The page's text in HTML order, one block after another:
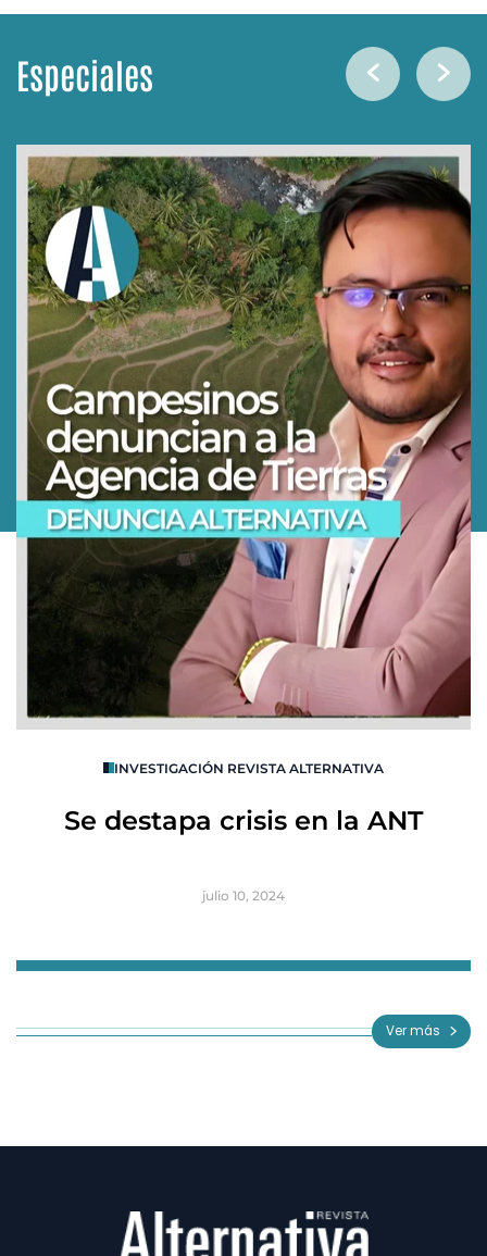
Especiales
INVESTIGACIÓN REVISTA ALTERNATIVA
Se destapa crisis en la ANT
julio 10, 2024
3
Ver más